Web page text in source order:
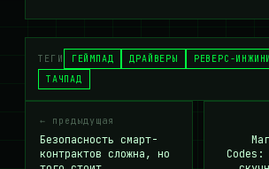
ТЕГИ ГЕЙМПАД ДРАЙВЕРЫ РЕВЕРС-
ТАЧПАД
← предыдущая
Безопасность смарт-
контрактов сложна, но
Codes: